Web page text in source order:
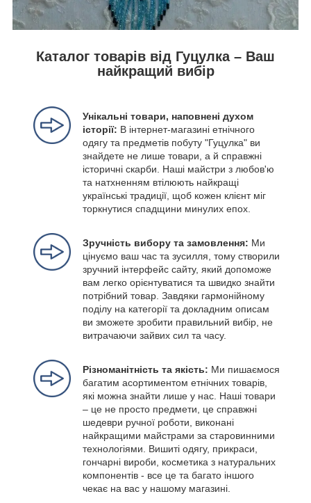
Каталог товарів від Гуцулка – Ваш
найкращий вибір
Унікальні товари, наповнені духом
історії: В інтернет-магазині етнічного
одягу та предметів побуту "Гуцулка" ви
знайдете не лише товари, а й справжні
історичні скарби. Наші майстри з любов'ю
та натхненням втілюють найкращі
українські традиції, щоб кожен клієнт міг
торкнутися спадщини минулих епох.
Зручність вибору та замовлення: Ми
цінуємо ваш час та зусилля, тому створили
зручний інтерфейс сайту, який допоможе
вам легко орієнтуватися та швидко знайти
потрібний товар. Завдяки гармонійному
поділу на категорії та докладним описам
ви зможете зробити правильний вибір, не
витрачаючи зайвих сил та часу.
Різноманітність та якість: Ми пишаємося
багатим асортиментом етнічних товарів,
які можна знайти лише у нас. Наші товари
– це не просто предмети, це справжні
шедеври ручної роботи, виконані
найкращими майстрами за старовинними
технологіями. Вишиті одягу, прикраси,
гончарні вироби, косметика з натуральних
компонентів - все це та багато іншого
чекає на вас у нашому магазині.